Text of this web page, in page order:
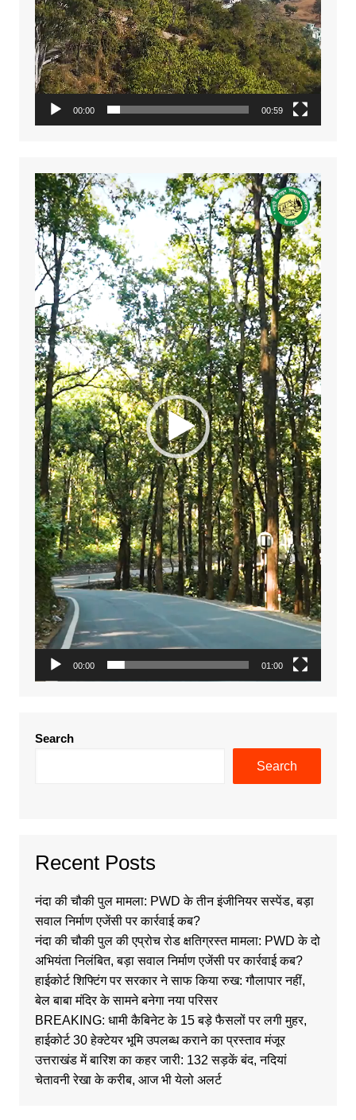
00:00 00:59
Video
Player
00:00 01:00
Search
Search
Recent Posts
नंदा की चौकी पुल मामला: PWD के तीन इंजीनियर सस्पेंड, बड़ा
सवाल निर्माण एजेंसी पर कार्रवाई कब?
नंदा की चौकी पुल की एप्रोच रोड क्षतिग्रस्त मामला: PWD के दो
अभियंता निलंबित, बड़ा सवाल निर्माण एजेंसी पर कार्रवाई कब?
हाईकोर्ट शिफ्टिंग पर सरकार ने साफ किया रुख: गौलापार नहीं,
बेल बाबा मंदिर के सामने बनेगा नया परिसर
BREAKING: धामी कैबिनेट के 15 बड़े फैसलों पर लगी मुहर,
हाईकोर्ट 30 हेक्टेयर भूमि उपलब्ध कराने का प्रस्ताव मंजूर
उत्तराखंड में बारिश का कहर जारी: 132 सड़कें बंद, नदियां
चेतावनी रेखा के करीब, आज भी येलो अलर्ट